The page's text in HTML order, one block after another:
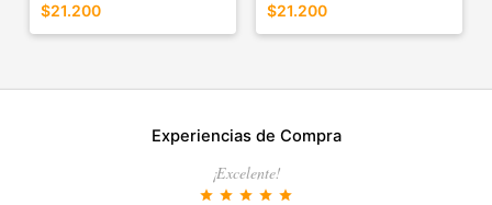
$21.200
$21.200
Experiencias de Compra
¡Excelente!
star star star star star